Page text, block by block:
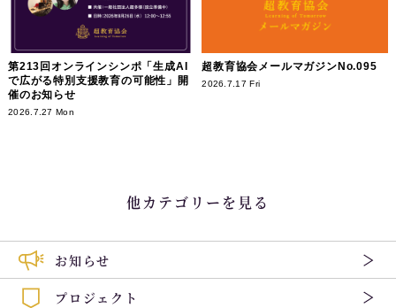
第213回オンラインシンポ「生成AI
で広がる特別支援教育の可能性」開
催のお知らせ
2026.7.27 Mon
超教育協会メールマガジンNo.095
2026.7.17 Fri
他カテゴリーを見る
お知らせ
プロジェクト